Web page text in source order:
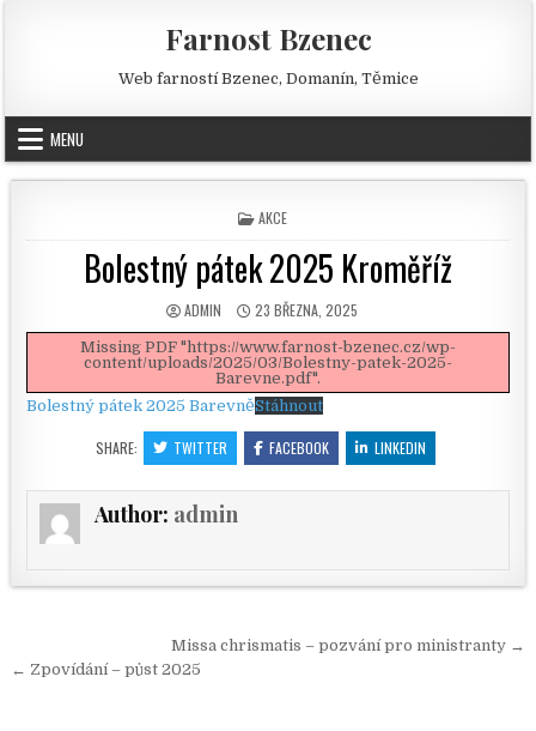
Farnost Bzenec
Web farností Bzenec, Domanín, Těmice
MENU
POSTED IN
AKCE
Bolestný pátek 2025 Kroměříž
AUTHOR:
ADMIN PUBLISHED DATE:
23 BŘEZNA, 2025
Missing PDF "https://www.farnost-bzenec.cz/wp-
content/uploads/2025/03/Bolestny-patek-2025-
Barevne.pdf".
Bolestný pátek 2025 BarevněStáhnout
SHARE: TWITTER FACEBOOK LINKEDIN
Author: admin
Navigace pro příspěvek
Missa chrismatis – pozvání pro ministranty →
← Zpovídání – půst 2025